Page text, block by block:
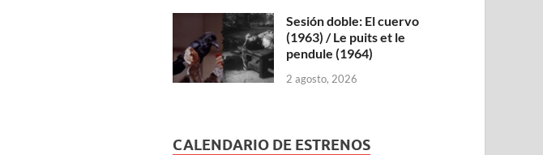
Sesión doble: El cuervo
(1963) / Le puits et le
pendule (1964)
2 agosto, 2026
CALENDARIO DE ESTRENOS